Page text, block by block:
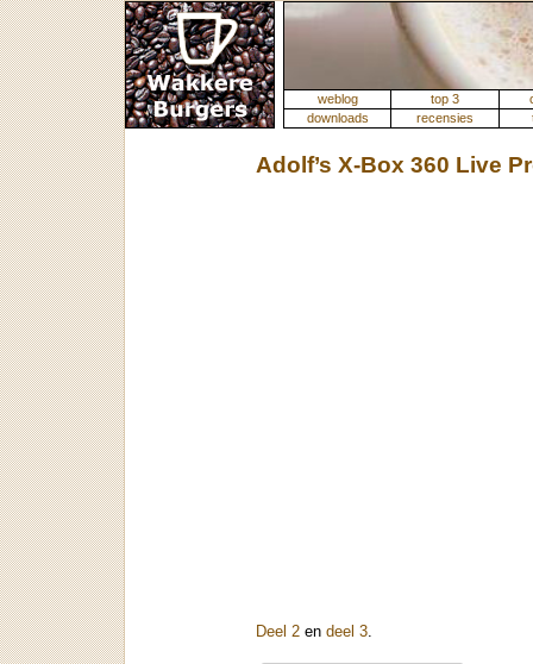
weblog top 3
downloads
recensies
Adolf’s X-Box 360 Live
Deel 2 en deel 3